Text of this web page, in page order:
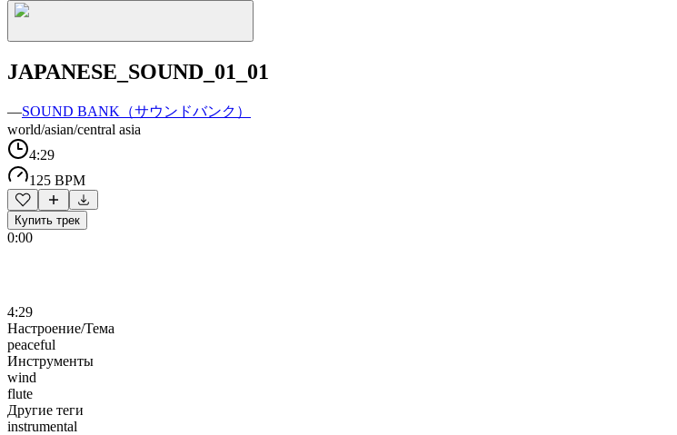
JAPANESE_SOUND_01_01
—SOUND BANK（サウンドバンク）
world/asian/central asia
4:29
125 BPM
Купить трек
0:00
4:29
Настроение/Тема
peaceful
Инструменты
wind
flute
Другие теги
instrumental